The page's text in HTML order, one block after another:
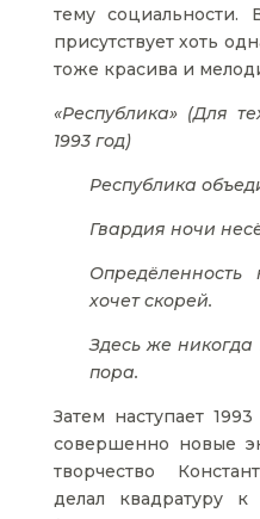
тему
присутствует хоть
тоже красива и
«Республика» (Для
1993 год)
Республика
Гвардия ночи
хочет скорей.
Здесь же
пора.
Затем наступает
совершенно новые
творчество
делал квадратуру